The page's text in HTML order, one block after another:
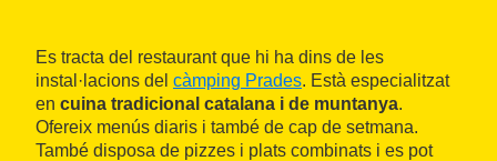
Es tracta del restaurant que hi ha dins de les
instal·lacions del càmping Prades. Està especialitzat
en cuina tradicional catalana i de muntanya.
Ofereix menús diaris i també de cap de setmana.
També disposa de pizzes i plats combinats i es pot